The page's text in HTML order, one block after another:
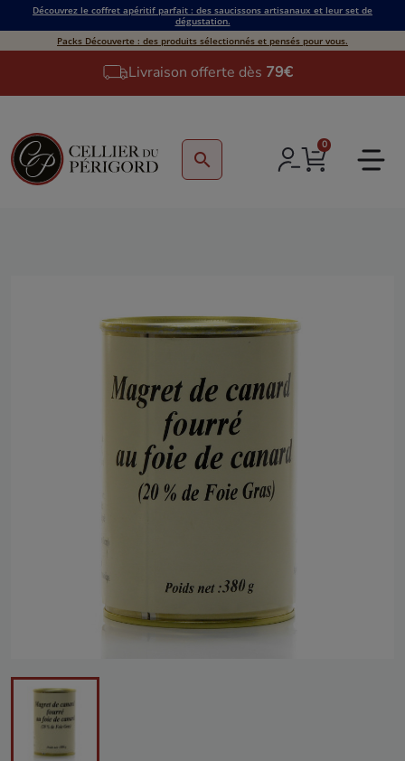
Découvrez le coffret apéritif parfait : des saucissons artisanaux et leur set de
dégustation.
Packs Découverte : des produits sélectionnés et pensés pour vous.
Livraison offerte dès 79€
search
0